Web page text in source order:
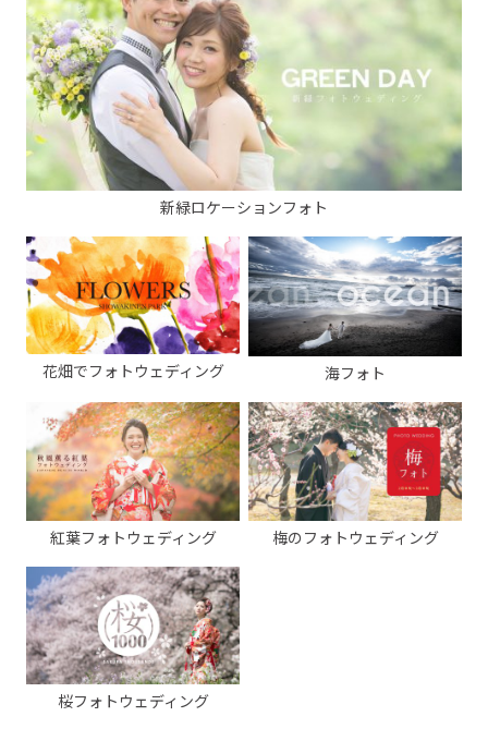
新緑ロケーションフォト
花畑でフォトウェディング 海フォト
紅葉フォトウェディング 梅のフォトウェディング
桜フォトウェディング